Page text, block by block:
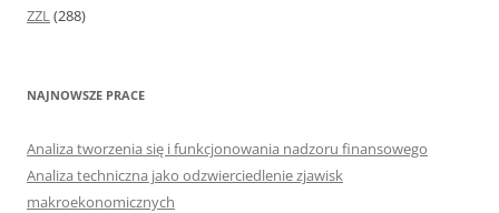
ZZL(288)
NAJNOWSZE PRACE
Analiza tworzenia się i funkcjonowania nadzoru finansowego
Analiza techniczna jako odzwierciedlenie zjawisk
makroekonomicznych